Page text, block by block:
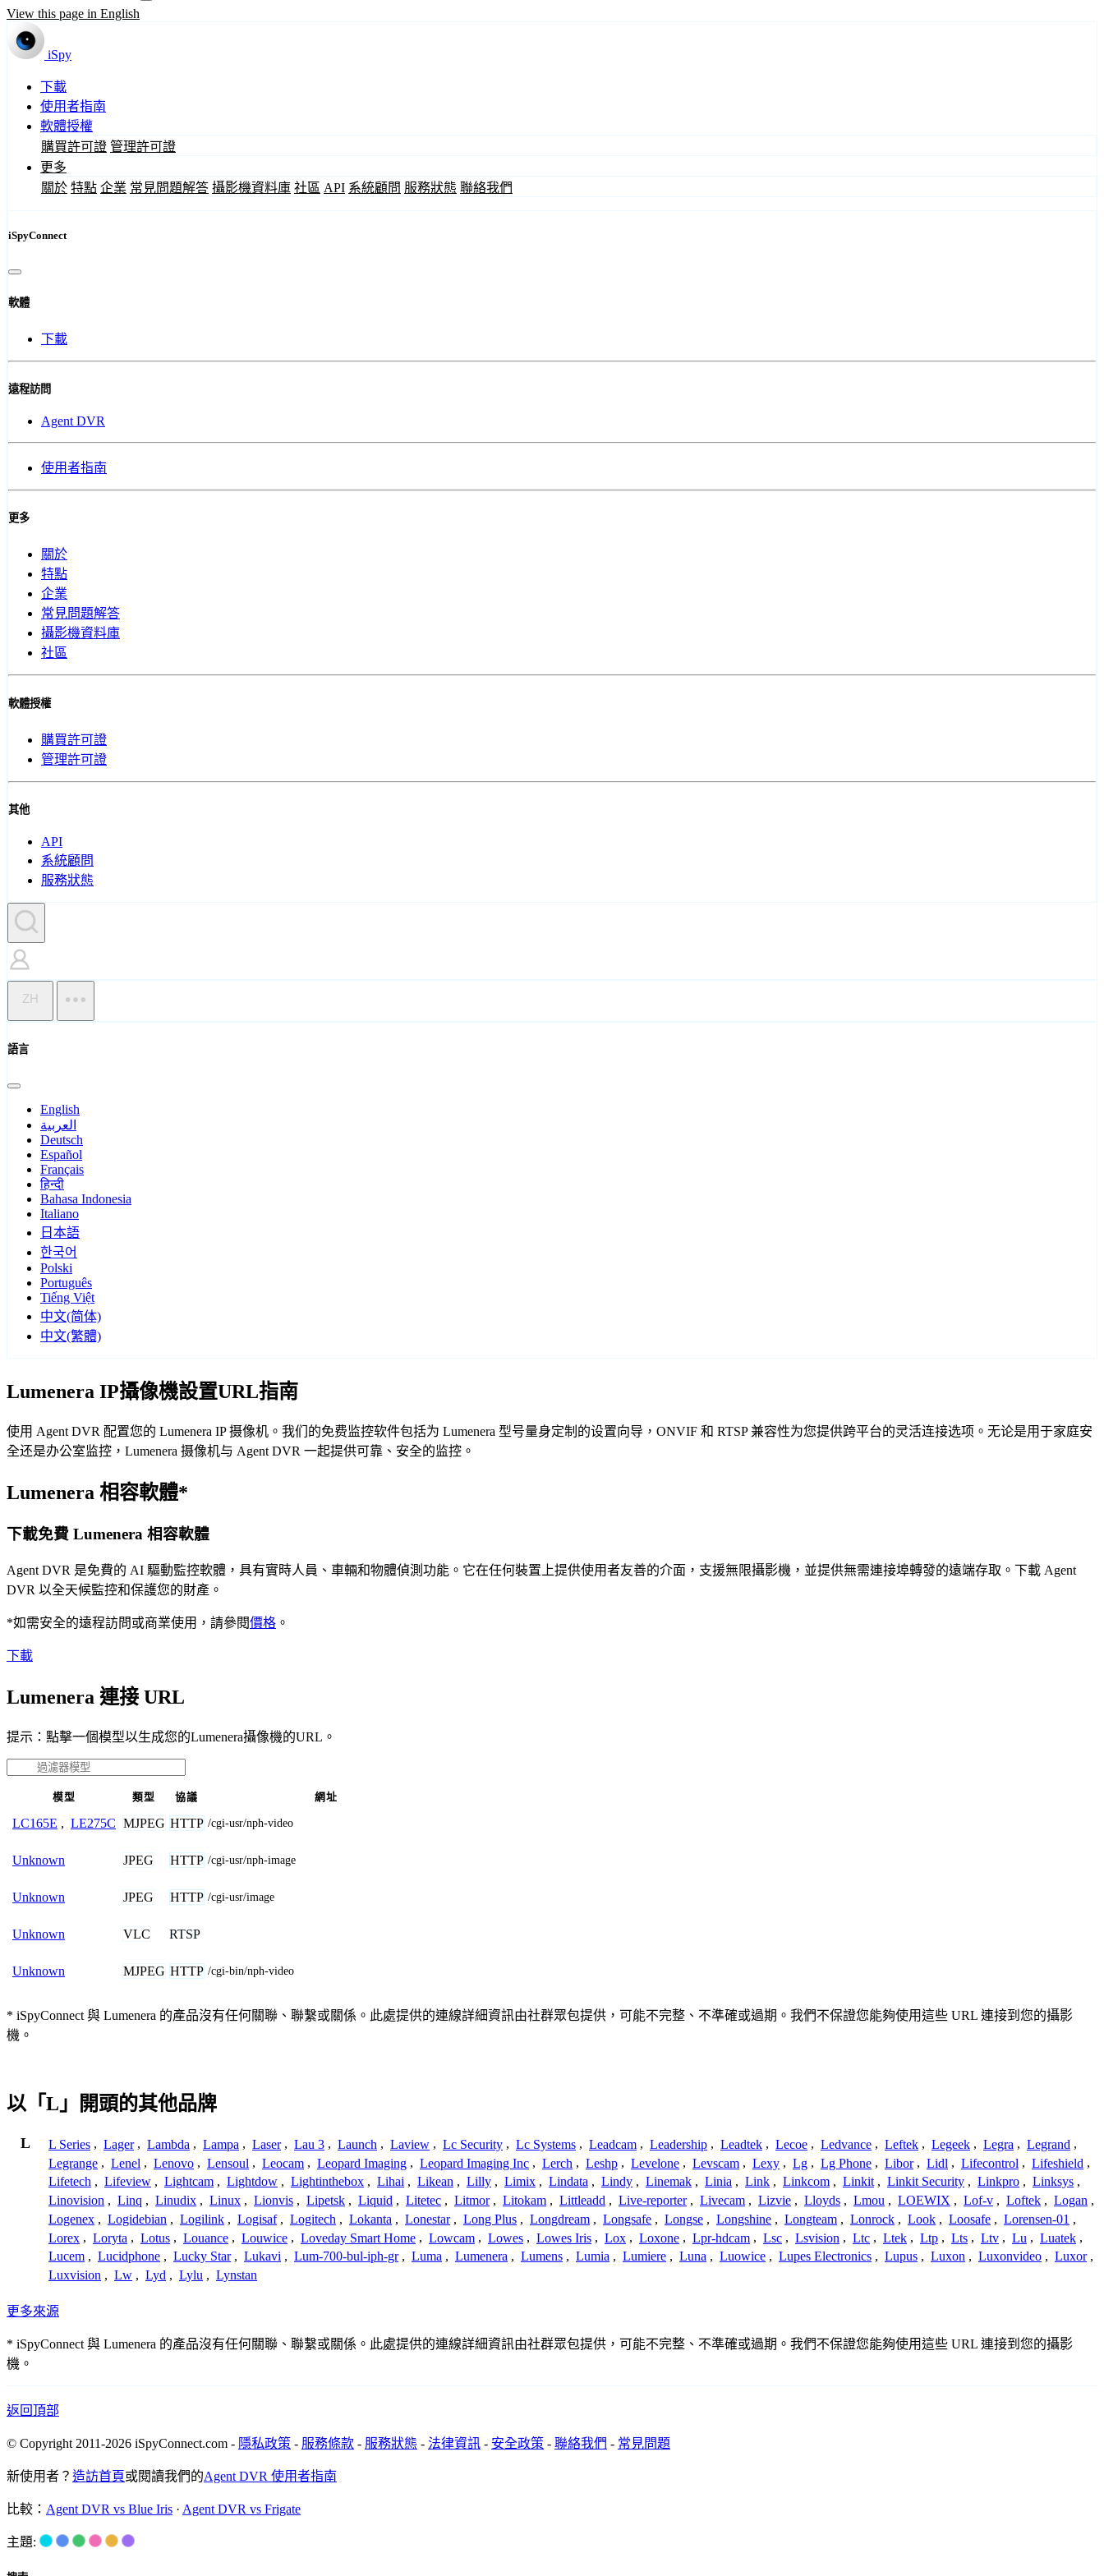
View this page in English
iSpy
下載
使用者指南
軟體授權
購買許可證 管理許可證
更多
關於 特點 企業 常見問題解答 攝影機資料庫 社區 API 系統顧問 服務狀態 聯絡我們
iSpyConnect
軟體
下載
遠程訪問
Agent DVR
使用者指南
更多
關於
特點
企業
常見問題解答
攝影機資料庫
社區
軟體授權
購買許可證
管理許可證
其他
API
系統顧問
服務狀態
ZH
語言
English
العربية
Deutsch
Español
Français
हिन्दी
Bahasa Indonesia
Italiano
日本語
한국어
Polski
Português
Tiếng Việt
中文(简体)
中文(繁體)
Lumenera IP攝像機設置URL指南
使用 Agent DVR 配置您的 Lumenera IP 摄像机。我们的免费监控软件包括为 Lumenera 型号量身定制的设置向导，ONVIF 和 RTSP 兼容性为您提供跨平台的灵活连接选项。无论是用于家庭安
全还是办公室监控，Lumenera 摄像机与 Agent DVR 一起提供可靠、安全的监控。
Lumenera 相容軟體*
下載免費 Lumenera 相容軟體
Agent DVR 是免費的 AI 驅動監控軟體，具有實時人員、車輛和物體偵測功能。它在任何裝置上提供使用者友善的介面，支援無限攝影機，並提供無需連接埠轉發的遠端存取。下載 Agent
DVR 以全天候監控和保護您的財產。
*如需安全的遠程訪問或商業使用，請參閱價格 。
下載
Lumenera 連接 URL
提示：點擊一個模型以生成您的Lumenera攝像機的URL。
模型 類型 協議 網址
LC165E , LE275C MJPEG HTTP /cgi-usr/nph-video
Unknown JPEG HTTP /cgi-usr/nph-image
Unknown JPEG HTTP /cgi-usr/image
Unknown VLC RTSP
Unknown MJPEG HTTP /cgi-bin/nph-video
* iSpyConnect 與 Lumenera 的產品沒有任何關聯、聯繫或關係。此處提供的連線詳細資訊由社群眾包提供，可能不完整、不準確或過期。我們不保證您能夠使用這些 URL 連接到您的攝影
機。
以「L」開頭的其他品牌
L L Series , Lager , Lambda , Lampa , Laser , Lau 3 , Launch , Laview , Lc Security , Lc Systems , Leadcam , Leadership , Leadtek , Lecoe , Ledvance , Leftek , Legeek , Legra , Legrand ,
Legrange , Lenel , Lenovo , Lensoul , Leocam , Leopard Imaging , Leopard Imaging Inc , Lerch , Leshp , Levelone , Levscam , Lexy , Lg , Lg Phone , Libor , Lidl , Lifecontrol , Lifeshield ,
Lifetech , Lifeview , Lightcam , Lightdow , Lightinthebox , Lihai , Likean , Lilly , Limix , Lindata , Lindy , Linemak , Linia , Link , Linkcom , Linkit , Linkit Security , Linkpro , Linksys ,
Linovision , Linq , Linudix , Linux , Lionvis , Lipetsk , Liquid , Litetec , Litmor , Litokam , Littleadd , Live-reporter , Livecam , Lizvie , Lloyds , Lmou , LOEWIX , Lof-v , Loftek , Logan ,
Logenex , Logidebian , Logilink , Logisaf , Logitech , Lokanta , Lonestar , Long Plus , Longdream , Longsafe , Longse , Longshine , Longteam , Lonrock , Look , Loosafe , Lorensen-01 ,
Lorex , Loryta , Lotus , Louance , Louwice , Loveday Smart Home , Lowcam , Lowes , Lowes Iris , Lox , Loxone , Lpr-hdcam , Lsc , Lsvision , Ltc , Ltek , Ltp , Lts , Ltv , Lu , Luatek ,
Lucem , Lucidphone , Lucky Star , Lukavi , Lum-700-bul-iph-gr , Luma , Lumenera , Lumens , Lumia , Lumiere , Luna , Luowice , Lupes Electronics , Lupus , Luxon , Luxonvideo , Luxor ,
Luxvision , Lw , Lyd , Lylu , Lynstan
更多來源
* iSpyConnect 與 Lumenera 的產品沒有任何關聯、聯繫或關係。此處提供的連線詳細資訊由社群眾包提供，可能不完整、不準確或過期。我們不保證您能夠使用這些 URL 連接到您的攝影
機。
返回頂部
© Copyright 2011-2026 iSpyConnect.com - 隱私政策 - 服務條款 - 服務狀態 - 法律資訊 - 安全政策 - 聯絡我們 - 常見問題
新使用者？ 造訪首頁或閱讀我們的Agent DVR 使用者指南
比較： Agent DVR vs Blue Iris · Agent DVR vs Frigate
主題: